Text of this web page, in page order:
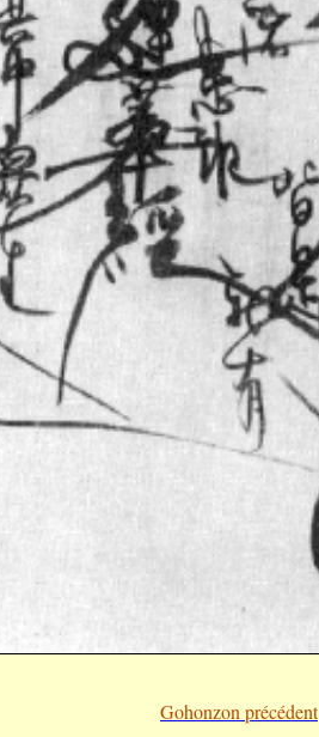
Gohonzon précédent